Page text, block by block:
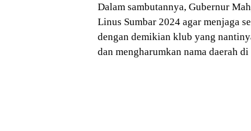
Dalam sambutannya, Gubernur
Linus Sumbar 2024 agar menjaga
dengan demikian klub yang
dan mengharumkan nama daerah